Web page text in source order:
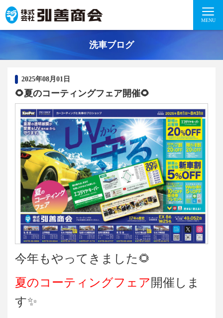
MENU
洗車ブログ
2025年08月01日
🌻夏のコーティングフェア開催🌻
今年もやってきました🌻
夏のコーティングフェア開催しま
す✨